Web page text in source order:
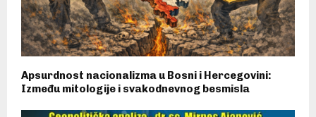
Apsurdnost nacionalizma u Bosni i Hercegovini:
Između mitologije i svakodnevnog besmisla